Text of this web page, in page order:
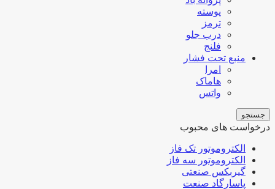
پوسته
ترمز
درب جلو
فلنج
منبع تحت فشار
امرا
هاماک
واتس
جستجو
درخواست های محبوب
الکتروموتور تک فاز
الکتروموتور سه فاز
گیربکس صنعتی
پاسارگاد صنعت